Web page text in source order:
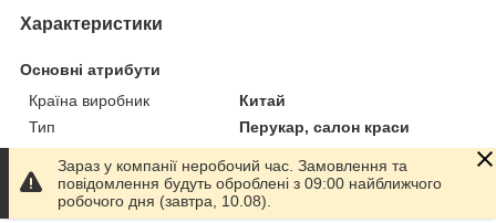
Характеристики
Основні атрибути
Країна виробник
Китай
Тип
Перукар, салон краси
Вікова група
Від 5 років
Матеріал
Пластик
Колір
Різні кольори
Зараз у компанії неробочий час. Замовлення та
повідомлення будуть оброблені з 09:00 найближчого
робочого дня (завтра, 10.08).